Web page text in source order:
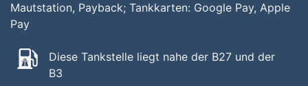
Mautstation, Payback; Tankkarten: Google Pay, Apple
Pay
Diese Tankstelle liegt nahe der B27 und der
B3